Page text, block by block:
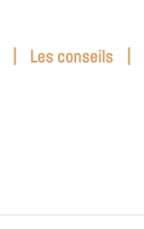
| Les conseils |